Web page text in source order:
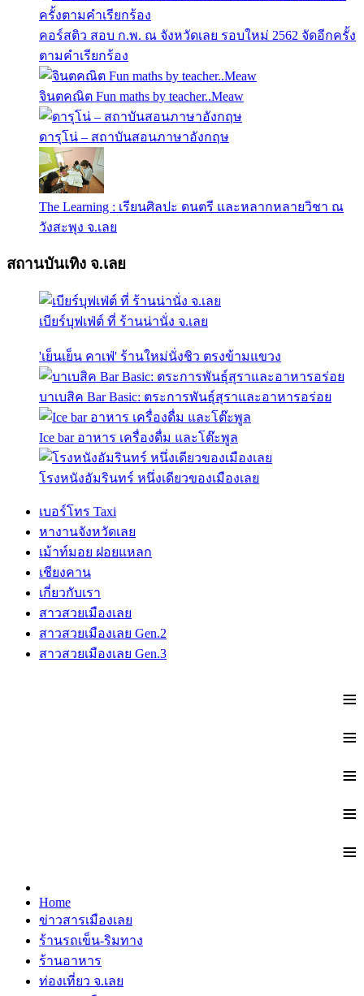
คอร์สติว สอบ ก.พ. ณ จังหวัดเลย รอบใหม่ 2562 จัดอีกครั้ง
ตามคำเรียกร้อง
จินตคณิต Fun maths by teacher..Meaw
ดารุโน่ – สถาบันสอนภาษาอังกฤษ
The Learning : เรียนศิลปะ ดนตรี และหลากหลายวิชา ณ
วังสะพุง จ.เลย
สถานบันเทิง จ.เลย
เบียร์บุฟเฟ่ต์ ที่ ร้านน่านั่ง จ.เลย
'เย็นเย็น คาเฟ่' ร้านใหม่นั่งชิว ตรงข้ามแขวง
บาเบสิค Bar Basic: ตระการพันธุ์สุราและอาหารอร่อย
Ice bar อาหาร เครื่องดื่ม และโต๊ะพูล
โรงหนังอัมรินทร์ หนึ่งเดียวของเมืองเลย
เบอร์โทร Taxi
หางานจังหวัดเลย
เม้าท์มอย ฝอยแหลก
เชียงคาน
เกี่ยวกับเรา
สาวสวยเมืองเลย
สาวสวยเมืองเลย Gen.2
สาวสวยเมืองเลย Gen.3
≡
≡
≡
≡
≡
Home
ข่าวสารเมืองเลย
ร้านรถเข็น-ริมทาง
ร้านอาหาร
ท่องเที่ยว จ.เลย